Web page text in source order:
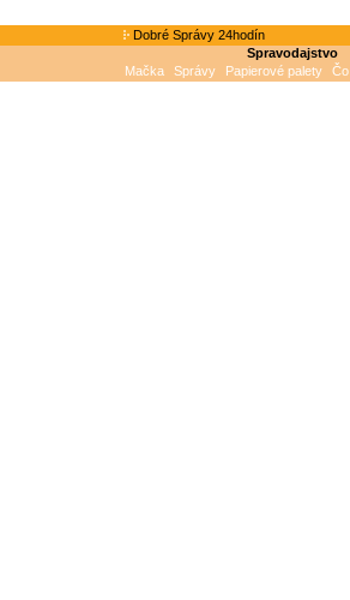
Dobré Správy 24hodín
Spravodajstvo
Mačka
Správy Papierové palety